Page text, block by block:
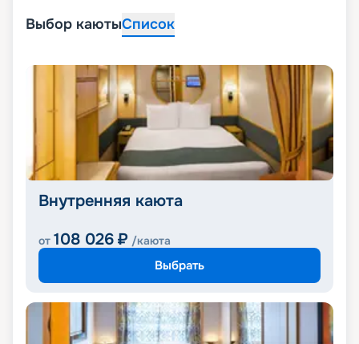
Выбор каютыСписок
Внутренняя каюта
от 108 026 ₽ /каюта
Выбрать